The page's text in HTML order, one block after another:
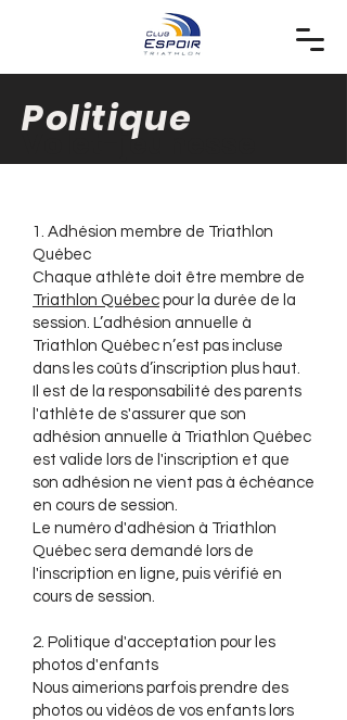
Politique
Volet-jeunesse
1. Adhésion membre de Triathlon
Québec
Chaque athlète doit être membre de
Triathlon Québec pour la durée de la
session. L’adhésion annuelle à
Triathlon Québec n’est pas incluse
dans les coûts d’inscription plus haut.
Il est de la responsabilité des parents
l'athlète de s'assurer que son
adhésion annuelle à Triathlon Québec
est valide lors de l'inscription et que
son adhésion ne vient pas à échéance
en cours de session.
Le numéro d'adhésion à Triathlon
Québec sera demandé lors de
l'inscription en ligne, puis vérifié en
cours de session.
2. Politique d'acceptation pour les
photos d'enfants
Nous aimerions parfois prendre des
photos ou vidéos de vos enfants lors